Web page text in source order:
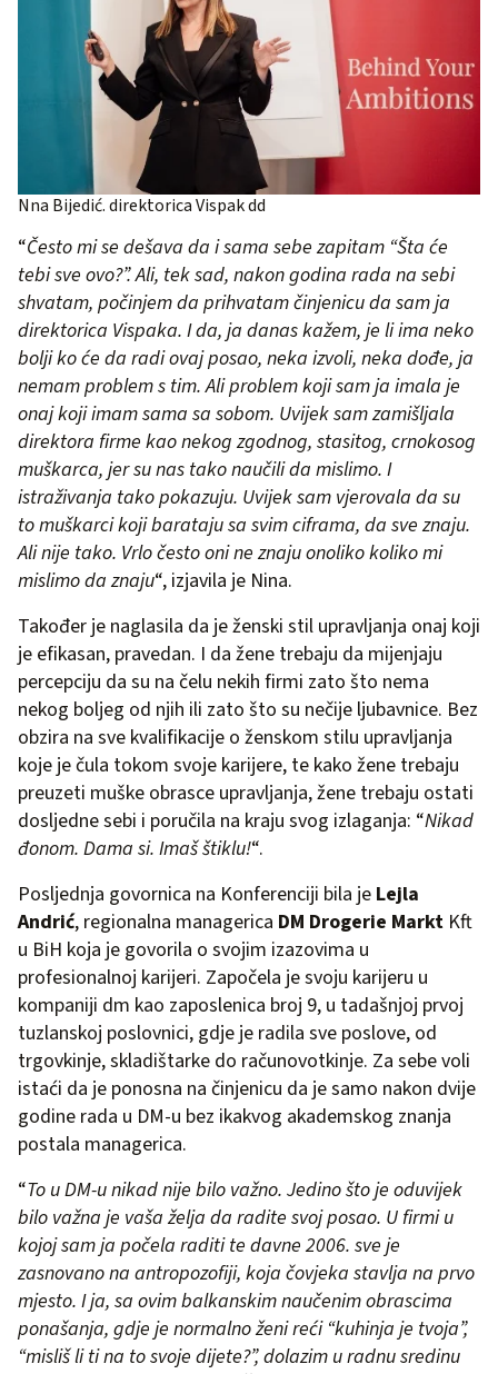
Nna Bijedić. direktorica Vispak dd
“Često mi se dešava da i sama sebe zapitam “Šta će
tebi sve ovo?”. Ali, tek sad, nakon godina rada na sebi
shvatam, počinjem da prihvatam činjenicu da sam ja
direktorica Vispaka. I da, ja danas kažem, je li ima neko
bolji ko će da radi ovaj posao, neka izvoli, neka dođe, ja
nemam problem s tim. Ali problem koji sam ja imala je
onaj koji imam sama sa sobom. Uvijek sam zamišljala
direktora firme kao nekog zgodnog, stasitog, crnokosog
muškarca, jer su nas tako naučili da mislimo. I
istraživanja tako pokazuju. Uvijek sam vjerovala da su
to muškarci koji barataju sa svim ciframa, da sve znaju.
Ali nije tako. Vrlo često oni ne znaju onoliko koliko mi
mislimo da znaju“, izjavila je Nina.
Također je naglasila da je ženski stil upravljanja onaj koji
je efikasan, pravedan. I da žene trebaju da mijenjaju
percepciju da su na čelu nekih firmi zato što nema
nekog boljeg od njih ili zato što su nečije ljubavnice. Bez
obzira na sve kvalifikacije o ženskom stilu upravljanja
koje je čula tokom svoje karijere, te kako žene trebaju
preuzeti muške obrasce upravljanja, žene trebaju ostati
dosljedne sebi i poručila na kraju svog izlaganja: “Nikad
đonom. Dama si. Imaš štiklu!“.
Posljednja govornica na Konferenciji bila je Lejla
Andrić, regionalna managerica DM Drogerie Markt Kft
u BiH koja je govorila o svojim izazovima u
profesionalnoj karijeri. Započela je svoju karijeru u
kompaniji dm kao zaposlenica broj 9, u tadašnjoj prvoj
tuzlanskoj poslovnici, gdje je radila sve poslove, od
trgovkinje, skladištarke do računovotkinje. Za sebe voli
istaći da je ponosna na činjenicu da je samo nakon dvije
godine rada u DM-u bez ikakvog akademskog znanja
postala managerica.
“To u DM-u nikad nije bilo važno. Jedino što je oduvijek
bilo važna je vaša želja da radite svoj posao. U firmi u
kojoj sam ja počela raditi te davne 2006. sve je
zasnovano na antropozofiji, koja čovjeka stavlja na prvo
mjesto. I ja, sa ovim balkanskim naučenim obrascima
ponašanja, gdje je normalno ženi reći “kuhinja je tvoja”,
“misliš li ti na to svoje dijete?”, dolazim u radnu sredinu